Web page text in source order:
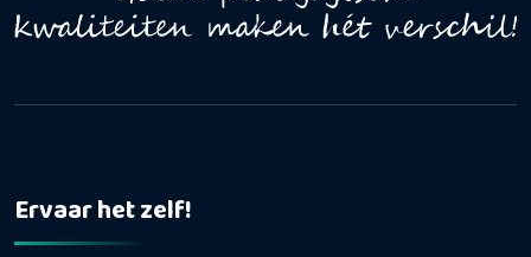
Ervaar het zelf!